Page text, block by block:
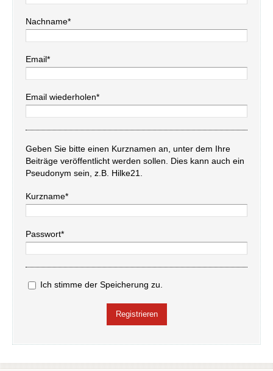
Nachname*
Email*
Email wiederholen*
Geben Sie bitte einen Kurznamen an, unter dem Ihre
Beiträge veröffentlicht werden sollen. Dies kann auch ein
Pseudonym sein, z.B. Hilke21.
Kurzname*
Passwort*
Ich stimme der Speicherung zu.